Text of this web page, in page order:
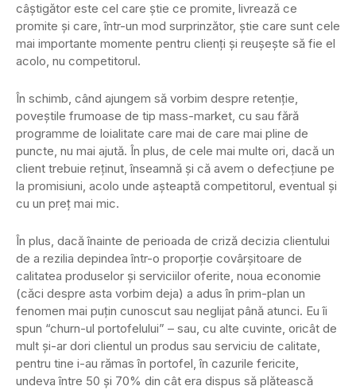
câştigător este cel care ştie ce promite, livrează ce
promite şi care, într-un mod surprinzător, ştie care sunt cele
mai importante momente pentru clienţi şi reuşeşte să fie el
acolo, nu competitorul.
În schimb, când ajungem să vorbim despre retenţie,
poveştile frumoase de tip mass-market, cu sau fără
programme de loialitate care mai de care mai pline de
puncte, nu mai ajută. În plus, de cele mai multe ori, dacă un
client trebuie reţinut, înseamnă şi că avem o defecţiune pe
la promisiuni, acolo unde aşteaptă competitorul, eventual şi
cu un preţ mai mic.
În plus, dacă înainte de perioada de criză decizia clientului
de a rezilia depindea într-o proporţie covârşitoare de
calitatea produselor şi serviciilor oferite, noua economie
(căci despre asta vorbim deja) a adus în prim-plan un
fenomen mai puţin cunoscut sau neglijat până atunci. Eu îi
spun “churn-ul portofelului” – sau, cu alte cuvinte, oricât de
mult şi-ar dori clientul un produs sau serviciu de calitate,
pentru tine i-au rămas în portofel, în cazurile fericite,
undeva între 50 şi 70% din cât era dispus să plătească